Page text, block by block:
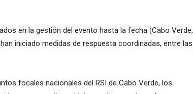
en la gestión del evento hasta la fecha (Cabo Verde,
iniciado medidas de respuesta coordinadas, entre las
focales nacionales del RSI de Cabo Verde, los